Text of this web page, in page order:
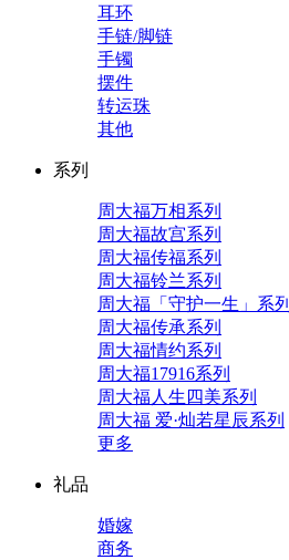
耳环
手链/脚链
手镯
摆件
转运珠
其他
系列
周大福万相系列
周大福故宫系列
周大福传福系列
周大福铃兰系列
周大福「守护一生」系列
周大福传承系列
周大福情约系列
周大福17916系列
周大福人生四美系列
周大福 爱·灿若星辰系列
更多
礼品
婚嫁
商务